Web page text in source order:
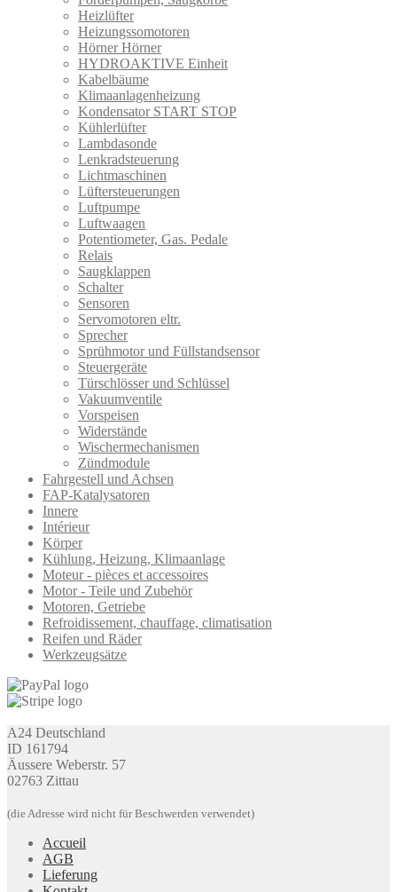
Heizlüfter
Heizungssomotoren
Hörner Hörner
HYDROAKTIVE Einheit
Kabelbäume
Klimaanlagenheizung
Kondensator START STOP
Kühlerlüfter
Lambdasonde
Lenkradsteuerung
Lichtmaschinen
Lüftersteuerungen
Luftpumpe
Luftwaagen
Potentiometer, Gas. Pedale
Relais
Saugklappen
Schalter
Sensoren
Servomotoren eltr.
Sprecher
Sprühmotor und Füllstandsensor
Steuergeräte
Türschlösser und Schlüssel
Vakuumventile
Vorspeisen
Widerstände
Wischermechanismen
Zündmodule
Fahrgestell und Achsen
FAP-Katalysatoren
Innere
Intérieur
Körper
Kühlung, Heizung, Klimaanlage
Moteur - pièces et accessoires
Motor - Teile und Zubehör
Motoren, Getriebe
Refroidissement, chauffage, climatisation
Reifen und Räder
Werkzeugsätze
A24 Deutschland
ID 161794
Äussere Weberstr. 57
02763 Zittau
(die Adresse wird nicht für Beschwerden verwendet)
Accueil
AGB
Lieferung